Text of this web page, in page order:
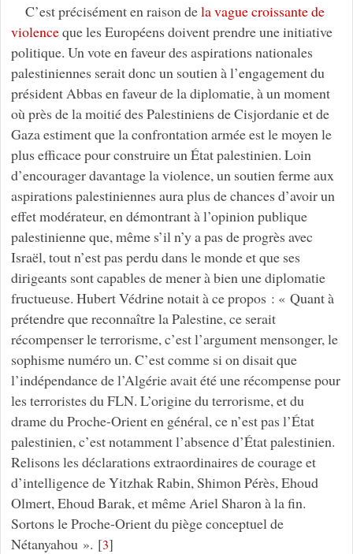
C’est précisément en raison dela vague croissante de
violenceque les Européens doivent prendre une initiative
politique. Un vote en faveur des aspirations nationales
palestiniennes serait donc un soutien à l’engagement du
président Abbas en faveur de la diplomatie, à un moment
où près de la moitié des Palestiniens de Cisjordanie et de
Gaza estiment que la confrontation armée est le moyen le
plus efficace pour construire un État palestinien. Loin
d’encourager davantage la violence, un soutien ferme aux
aspirations palestiniennes aura plus de chances d’avoir un
effet modérateur, en démontrant à l’opinion publique
palestinienne que, même s’il n’y a pas de progrès avec
Israël, tout n’est pas perdu dans le monde et que ses
dirigeants sont capables de mener à bien une diplomatie
fructueuse. Hubert Védrine notait à ce propos : « Quant à
prétendre que reconnaître la Palestine, ce serait
récompenser le terrorisme, c’est l’argument mensonger, le
sophisme numéro un. C’est comme si on disait que
l’indépendance de l’Algérie avait été une récompense pour
les terroristes du FLN. L’origine du terrorisme, et du
drame du Proche-Orient en général, ce n’est pas l’État
palestinien, c’est notamment l’absence d’État palestinien.
Relisons les déclarations extraordinaires de courage et
d’intelligence de Yitzhak Rabin, Shimon Pérès, Ehoud
Olmert, Ehoud Barak, et même Ariel Sharon à la fin.
Sortons le Proche-Orient du piège conceptuel de
Nétanyahou ». [3]